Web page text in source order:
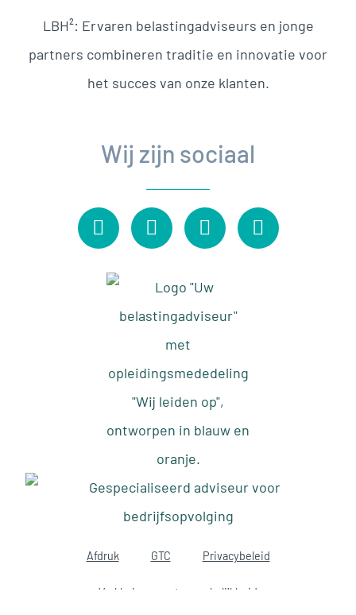
LBH²: Ervaren belastingadviseurs en jonge
partners combineren traditie en innovatie voor
het succes van onze klanten.
Wij zijn sociaal
Afdruk GTC Privacybeleid
Verklaring over toegankelijkheid